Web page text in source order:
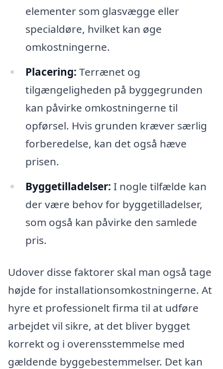
elementer som glasvægge eller
specialdøre, hvilket kan øge
omkostningerne.
Placering: Terrænet og
tilgængeligheden på byggegrunden
kan påvirke omkostningerne til
opførsel. Hvis grunden kræver særlig
forberedelse, kan det også hæve
prisen.
Byggetilladelser: I nogle tilfælde kan
der være behov for byggetilladelser,
som også kan påvirke den samlede
pris.
Udover disse faktorer skal man også tage
højde for installationsomkostningerne. At
hyre et professionelt firma til at udføre
arbejdet vil sikre, at det bliver bygget
korrekt og i overensstemmelse med
gældende byggebestemmelser. Det kan